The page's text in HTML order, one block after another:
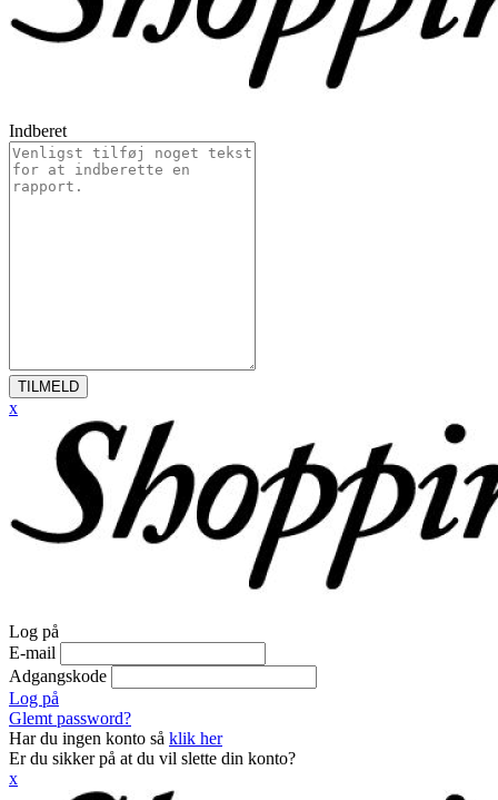
Indberet
TILMELD
x
Log på
E-mail
Adgangskode
Log på
Glemt password?
Har du ingen konto så klik her
Er du sikker på at du vil slette din konto?
x